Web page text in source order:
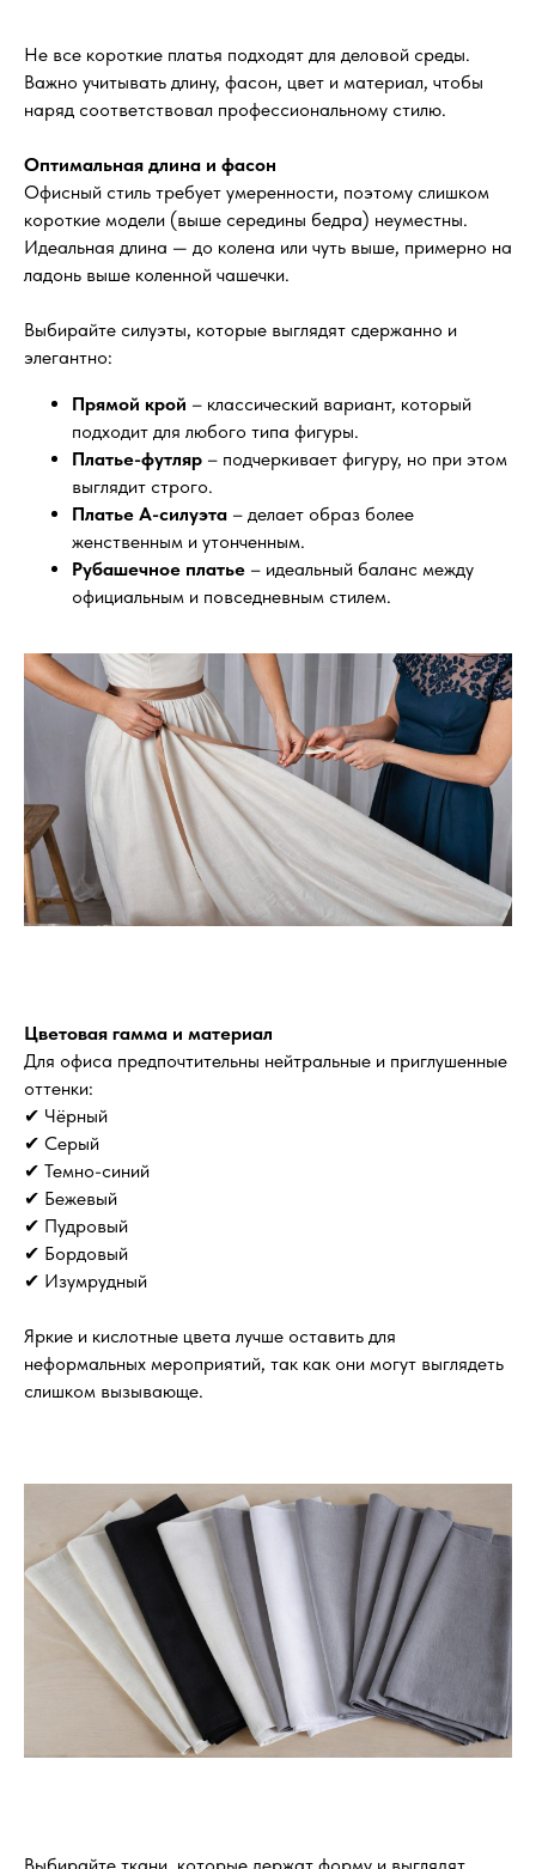
Не все короткие платья подходят для деловой среды.
Важно учитывать длину, фасон, цвет и материал, чтобы
наряд соответствовал профессиональному стилю.
Оптимальная длина и фасон
Офисный стиль требует умеренности, поэтому слишком
короткие модели (выше середины бедра) неуместны.
Идеальная длина — до колена или чуть выше, примерно на
ладонь выше коленной чашечки.
Выбирайте силуэты, которые выглядят сдержанно и
элегантно:
Прямой крой – классический вариант, который
подходит для любого типа фигуры.
Платье-футляр – подчеркивает фигуру, но при этом
выглядит строго.
Платье А-силуэта – делает образ более
женственным и утонченным.
Рубашечное платье – идеальный баланс между
официальным и повседневным стилем.
Цветовая гамма и материал
Для офиса предпочтительны нейтральные и приглушенные
оттенки:
✔ Чёрный
✔ Серый
✔ Темно-синий
✔ Бежевый
✔ Пудровый
✔ Бордовый
✔ Изумрудный
Яркие и кислотные цвета лучше оставить для
неформальных мероприятий, так как они могут выглядеть
слишком вызывающе.